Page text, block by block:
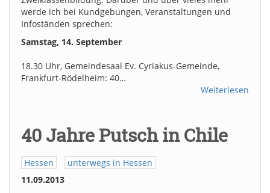
werde ich bei Kundgebungen, Veranstaltungen und
Infoständen sprechen:
Samstag, 14. September
18.30 Uhr, Gemeindesaal Ev. Cyriakus-Gemeinde,
Frankfurt-Rödelheim: 40…
Weiterlesen
40 Jahre Putsch in Chile
Hessen
unterwegs in Hessen
11.09.2013